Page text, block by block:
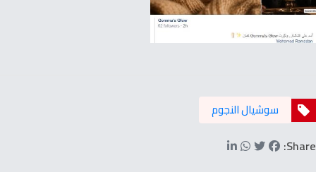
سوشيال النجوم
Share: